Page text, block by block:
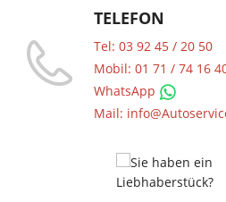
TELEFON
Tel: 03 92 45 / 20 50
Mobil: 01 71 / 74 16
WhatsApp
Mail: